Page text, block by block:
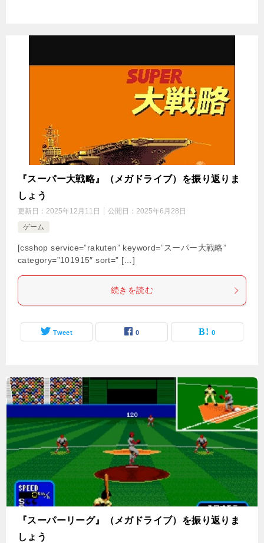
『スーパー大戦略』（メガドライブ）を振り返りま
しょう
更新日： 2025年12月11日 公開日： 2025年6月28日
ゲーム
[csshop service=”rakuten” keyword=”スーパー大戦略”
category=”101915″ sort=” […]
続きを読む
Tweet 0 0
『スーパーリーグ』（メガドライブ）を振り返りま
しょう